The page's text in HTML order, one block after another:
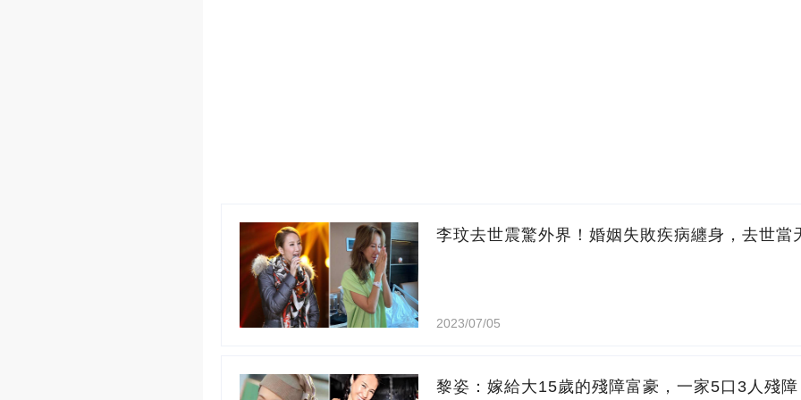
李玟去世震驚外界！婚姻失敗疾病纏身，去世當
2023/07/05
黎姿：嫁給大15歲的殘障富豪，一家5口3人殘